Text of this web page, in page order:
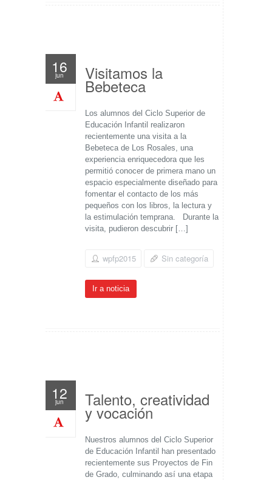
16
jun Visitamos la
Bebeteca
Los alumnos del Ciclo Superior de
Educación Infantil realizaron
recientemente una visita a la
Bebeteca de Los Rosales, una
experiencia enriquecedora que les
permitió conocer de primera mano un
espacio especialmente diseñado para
fomentar el contacto de los más
pequeños con los libros, la lectura y
la estimulación temprana. Durante la
visita, pudieron descubrir […]
wpfp2015 Sin categoría
Ir a noticia
12
jun Talento, creatividad
y vocación
Nuestros alumnos del Ciclo Superior
de Educación Infantil han presentado
recientemente sus Proyectos de Fin
de Grado, culminando así una etapa